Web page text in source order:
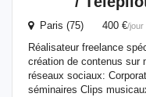
Paris (75) 400 €/jour
Réalisateur freelance
création de contenus sur
réseaux sociaux:
séminaires Clips